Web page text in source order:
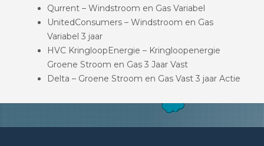
Qurrent – Windstroom en Gas Variabel
UnitedConsumers – Windstroom en Gas
Variabel 3 jaar
HVC KringloopEnergie – Kringloopenergie
Groene Stroom en Gas 3 Jaar Vast
Delta – Groene Stroom en Gas Vast 3 jaar Actie